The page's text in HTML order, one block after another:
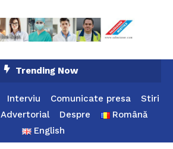
Trending Now
Interviu Comunicate presa
Stiri
Advertorial Despre
Română
English